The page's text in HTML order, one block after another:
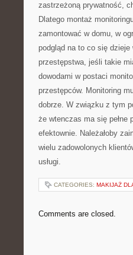
zastrzeżoną prywatność,
Dlatego montaż
zamontować w domu, w
podgląd na to co się
przestępstwa, jeśli takie
dowodami w postaci
przestępców. Monitoring
dobrze. W związku z tym
że wtenczas ma się pełne
efektownie. Należałoby
wielu zadowolonych
usługi.
CATEGORIES: MAKIJAŻ
Comments are closed.